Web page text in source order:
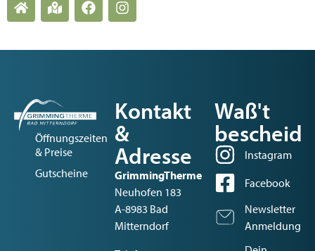
Öffnungszeiten
& Preise
Gutscheine
Kontakt
&
Adresse
GrimmingTherme
Neuhofen 183
A-8983 Bad
Mitterndorf
Waß't
bescheid
Instagram
Facebook
Newsletter
Anmeldung